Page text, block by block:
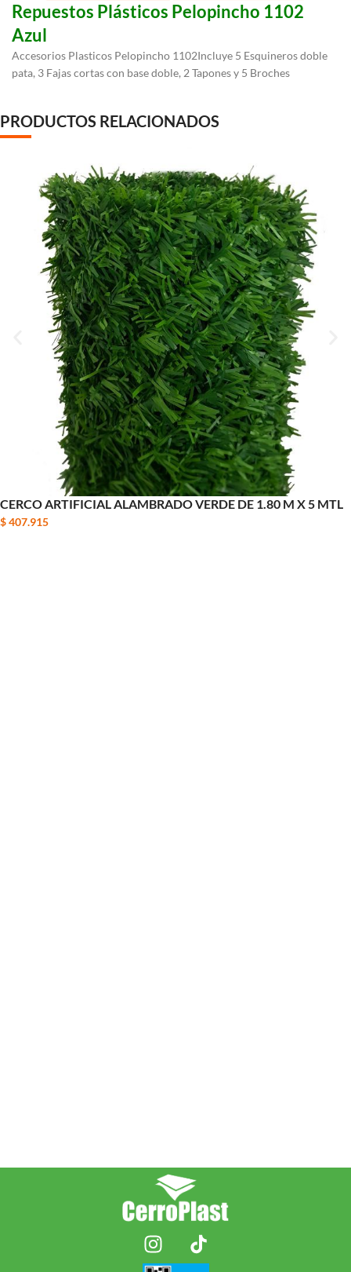
Repuestos Plásticos Pelopincho 1102
Azul
Accesorios Plasticos Pelopincho 1102Incluye 5 Esquineros doble
pata, 3 Fajas cortas con base doble, 2 Tapones y 5 Broches
PRODUCTOS RELACIONADOS
CERCO ARTIFICIAL ALAMBRADO VERDE DE 1.80 M X 5 MTL
$407.915